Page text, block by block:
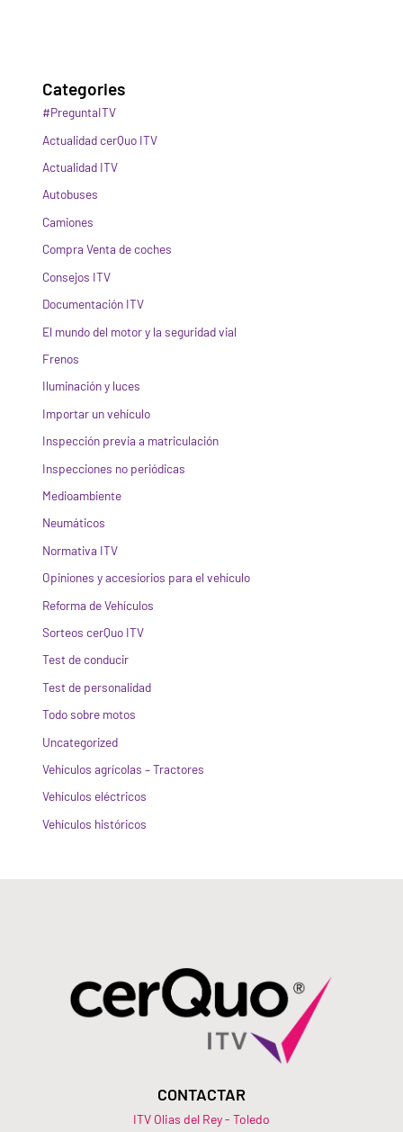
Categories
#PreguntaITV
Actualidad cerQuo ITV
Actualidad ITV
Autobuses
Camiones
Compra Venta de coches
Consejos ITV
Documentación ITV
El mundo del motor y la seguridad vial
Frenos
Iluminación y luces
Importar un vehículo
Inspección previa a matriculación
Inspecciones no periódicas
Medioambiente
Neumáticos
Normativa ITV
Opiniones y accesiorios para el vehículo
Reforma de Vehículos
Sorteos cerQuo ITV
Test de conducir
Test de personalidad
Todo sobre motos
Uncategorized
Vehículos agrícolas – Tractores
Vehículos eléctricos
Vehículos históricos
CONTACTAR
ITV Olias del Rey - Toledo